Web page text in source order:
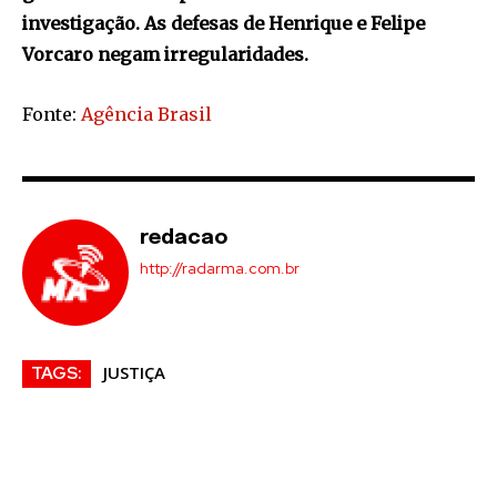
investigação. As defesas de Henrique e Felipe
Vorcaro negam irregularidades.
Fonte: Agência Brasil
redacao
http://radarma.com.br
TAGS: JUSTIÇA